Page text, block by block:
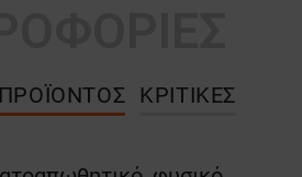
ΚΡΙΤΙΚΈΣ